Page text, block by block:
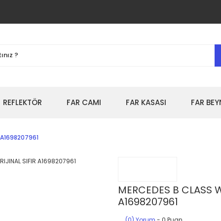
REFLEKTÖR FAR CAMI FAR KASASI FAR
A1698207961
MERCEDES B CLASS
A1698207961